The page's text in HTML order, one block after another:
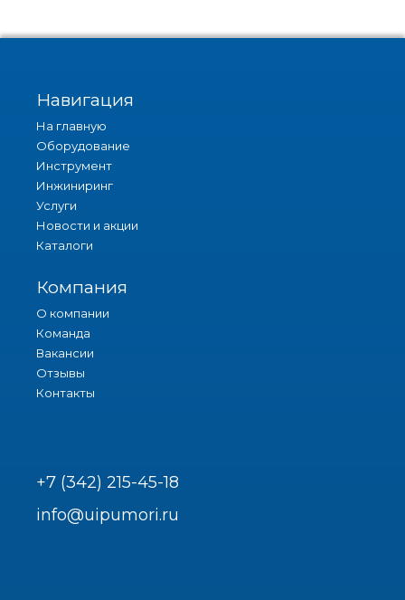
Навигация
На главную
Оборудование
Инструмент
Инжиниринг
Услуги
Новости и акции
Каталоги
Компания
О компании
Команда
Вакансии
Отзывы
Контакты
+7 (342) 215-45-18
info@uipumori.ru